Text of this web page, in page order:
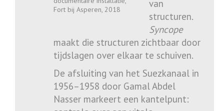
Fort bij Asperen, 2018
van
structuren.
Syncope
maakt die structuren zichtbaar door
tijdslagen over elkaar te schuiven.
De afsluiting van het Suezkanaal in
1956–1958 door Gamal Abdel
Nasser markeert een kantelpunt: